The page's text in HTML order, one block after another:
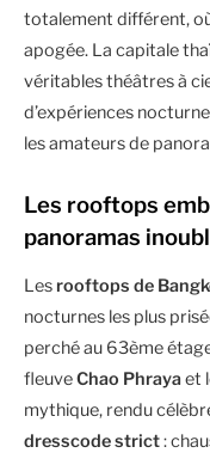
totalement différent,
apogée. La capitale
véritables théâtres à
d’expériences
les amateurs de
Les rooftops
panoramas
Les rooftops de
nocturnes les plus
perché au 63ème
fleuveChao Phrayaet
mythique, rendu
dresscode strict: